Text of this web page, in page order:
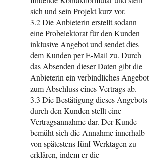
sich und sein Projekt kurz vor.
3.2 Die Anbieterin erstellt sodann
eine Probelektorat für den Kunden
inklusive Angebot und sendet dies
dem Kunden per E-Mail zu. Durch
das Absenden dieser Daten gibt die
Anbieterin ein verbindliches Angebot
zum Abschluss eines Vertrags ab.
3.3 Die Bestätigung dieses Angebots
durch den Kunden stellt eine
Vertragsannahme dar. Der Kunde
bemüht sich die Annahme innerhalb
von spätestens fünf Werktagen zu
erklären, indem er die